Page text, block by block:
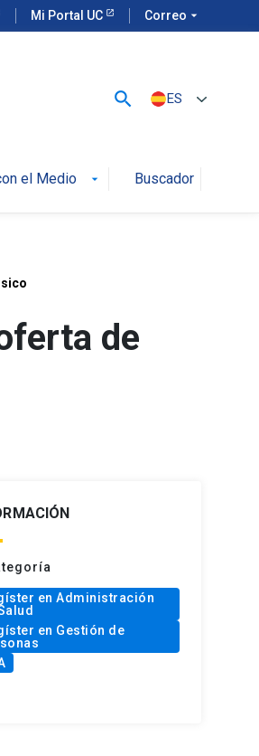
Mi Portal UC Correo arrow_drop_down
search ES
el Medio arrow_drop_down Buscador
de
en Administración
en Gestión de